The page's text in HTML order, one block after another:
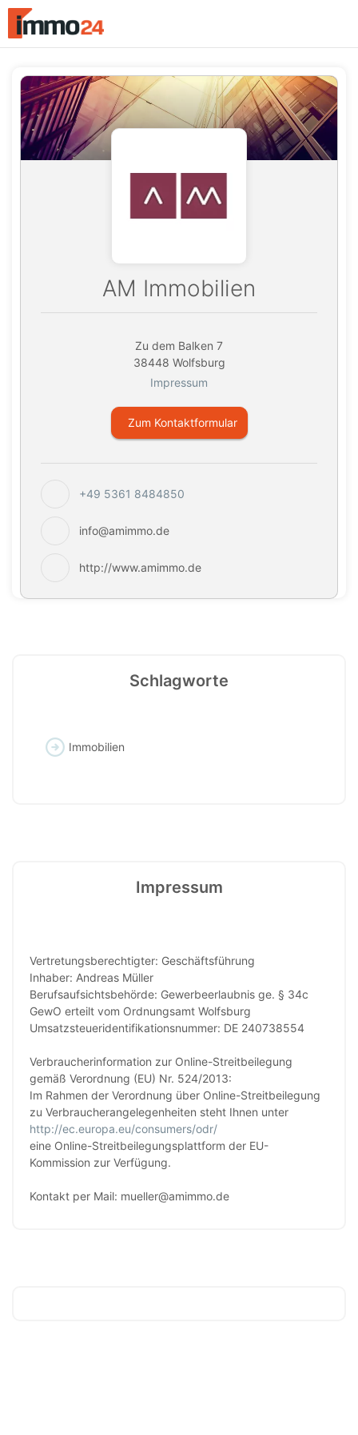
Accessibility
Modus
Navigation
zum
Inhalt
AM Immobilien
Zu dem Balken 7
38448 Wolfsburg
Impressum
Zum Kontaktformular
+49 5361 8484850
info@amimmo.de
http://www.amimmo.de
Schlagworte
Immobilien
Impressum
Vertretungsberechtigter: Geschäftsführung
Inhaber: Andreas Müller
Berufsaufsichtsbehörde: Gewerbeerlaubnis ge. § 34c
GewO erteilt vom Ordnungsamt Wolfsburg
Umsatzsteueridentifikationsnummer: DE 240738554
Verbraucherinformation zur Online-Streitbeilegung
gemäß Verordnung (EU) Nr. 524/2013:
Im Rahmen der Verordnung über Online-Streitbeilegung
zu Verbraucherangelegenheiten steht Ihnen unter
http://ec.europa.eu/consumers/odr/
eine Online-Streitbeilegungsplattform der EU-
Kommission zur Verfügung.
Kontakt per Mail: mueller@amimmo.de